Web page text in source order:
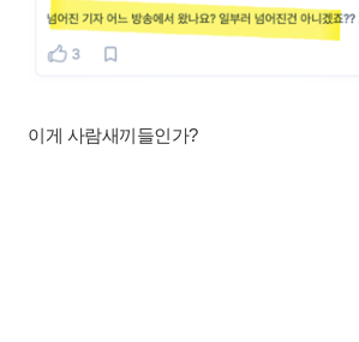
이게 사람새끼들인가?